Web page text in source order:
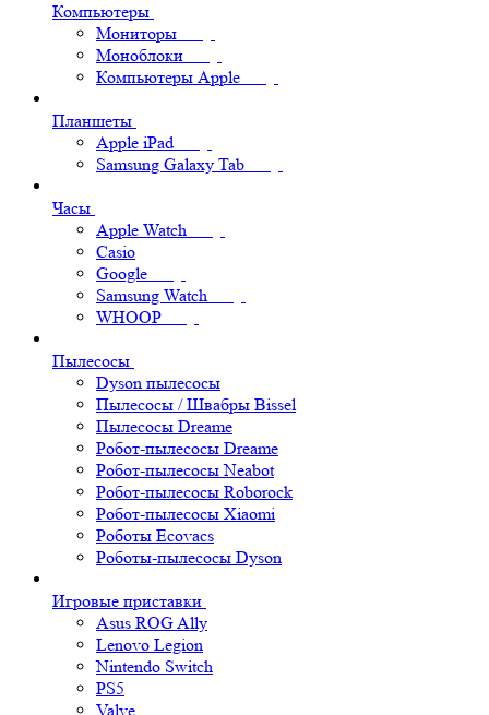
Компьютеры
Мониторы
Моноблоки
Компьютеры Apple
Планшеты
Apple iPad
Samsung Galaxy Tab
Часы
Apple Watch
Casio
Google
Samsung Watch
WHOOP
Пылесосы
Dyson пылесосы
Пылесосы / Швабры Bissel
Пылесосы Dreame
Робот-пылесосы Dreame
Робот-пылесосы Neabot
Робот-пылесосы Roborock
Робот-пылесосы Xiaomi
Роботы Ecovacs
Роботы-пылесосы Dyson
Игровые приставки
Asus ROG Ally
Lenovo Legion
Nintendo Switch
PS5
Valve